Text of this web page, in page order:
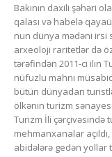
Bakının daxili şəhəri
qalası və habelə
nun dünya mədəni irsi
arxeoloji raritetlər də
tərəfindən 2011-ci ilin
nüfuzlu mahnı
bütün dünyadan
ölkənin turizm
Turizm İli çərçivəsində
mehmanxanalar
abidələrə gedən yollar